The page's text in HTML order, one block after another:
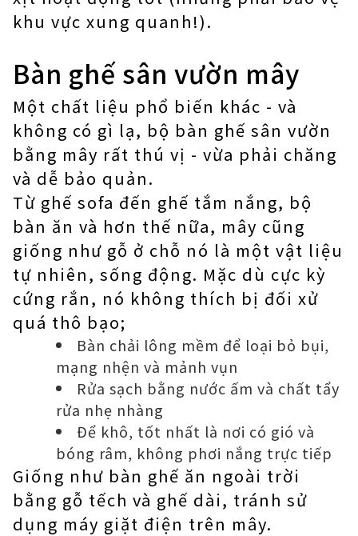
khu vực xung quanh!).
Bàn ghế sân vườn mây
Một chất liệu phổ biến khác - và
không có gì lạ, bộ bàn ghế sân vườn
bằng mây rất thú vị - vừa phải chăng
và dễ bảo quản.
Từ ghế sofa đến ghế tắm nắng, bộ
bàn ăn và hơn thế nữa, mây cũng
giống như gỗ ở chỗ nó là một vật liệu
tự nhiên, sống động. Mặc dù cực kỳ
cứng rắn, nó không thích bị đối xử
quá thô bạo;
Bàn chải lông mềm để loại bỏ bụi,
mạng nhện và mảnh vụn
Rửa sạch bằng nước ấm và chất tẩy
rửa nhẹ nhàng
Để khô, tốt nhất là nơi có gió và
bóng râm, không phơi nắng trực tiếp
Giống như bàn ghế ăn ngoài trời
bằng gỗ tếch và ghế dài, tránh sử
dụng máy giặt điện trên mây.